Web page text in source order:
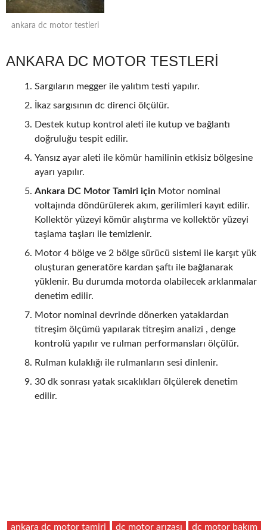
ankara dc motor testleri
ANKARA DC MOTOR TESTLERİ
Sargıların megger ile yalıtım testi yapılır.
İkaz sargısının dc direnci ölçülür.
Destek kutup kontrol aleti ile kutup ve bağlantı
doğruluğu tespit edilir.
Yansız ayar aleti ile kömür hamilinin etkisiz bölgesine
ayarı yapılır.
Ankara DC Motor Tamiri için Motor nominal
voltajında döndürülerek akım, gerilimleri kayıt edilir.
Kollektör yüzeyi kömür alıştırma ve kollektör yüzeyi
taşlama taşları ile temizlenir.
Motor 4 bölge ve 2 bölge sürücü sistemi ile karşıt yük
oluşturan generatöre kardan şaftı ile bağlanarak
yüklenir. Bu durumda motorda olabilecek arklanmalar
denetim edilir.
Motor nominal devrinde dönerken yataklardan
titreşim ölçümü yapılarak titreşim analizi , denge
kontrolü yapılır ve rulman performansları ölçülür.
Rulman kulaklığı ile rulmanların sesi dinlenir.
30 dk sonrası yatak sıcaklıkları ölçülerek denetim
edilir.
ankara dc motor tamiri dc motor arızası
dc motor bakım